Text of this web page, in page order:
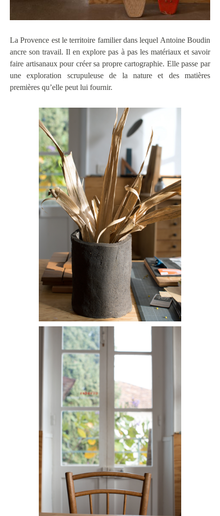
La Provence est le territoire familier dans lequel Antoine Boudin
ancre son travail. Il en explore pas à pas les matériaux et savoir
faire artisanaux pour créer sa propre cartographie. Elle passe par
une exploration scrupuleuse de la nature et des matières
premières qu’elle peut lui fournir.